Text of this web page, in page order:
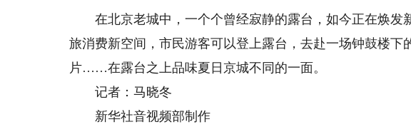
在北京老城中，一个个曾经寂静的露台，如今正在焕发
旅消费新空间，市民游客可以登上露台，去赴一场钟鼓楼下
片……在露台之上品味夏日京城不同的一面。
记者：马晓冬
新华社音视频部制作